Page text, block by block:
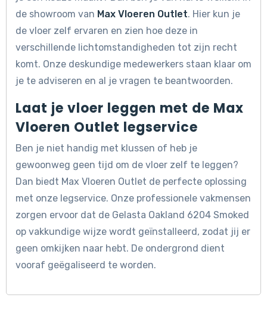
de showroom van Max Vloeren Outlet. Hier kun je
de vloer zelf ervaren en zien hoe deze in
verschillende lichtomstandigheden tot zijn recht
komt. Onze deskundige medewerkers staan klaar om
je te adviseren en al je vragen te beantwoorden.
Laat je vloer leggen met de Max
Vloeren Outlet legservice
Ben je niet handig met klussen of heb je
gewoonweg geen tijd om de vloer zelf te leggen?
Dan biedt Max Vloeren Outlet de perfecte oplossing
met onze legservice. Onze professionele vakmensen
zorgen ervoor dat de Gelasta Oakland 6204 Smoked
op vakkundige wijze wordt geïnstalleerd, zodat jij er
geen omkijken naar hebt. De ondergrond dient
vooraf geëgaliseerd te worden.